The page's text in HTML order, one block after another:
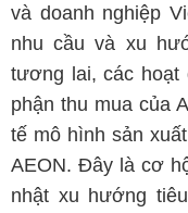
và doanh nghiệp
nhu cầu và xu
tương lai, các hoạt
phận thu mua của
tế mô hình sản
AEON. Đây là cơ
nhật xu hướng